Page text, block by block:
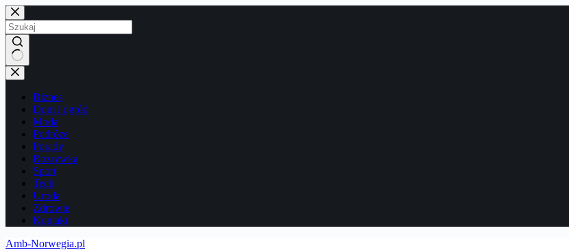
Przejdź
do
treści
Brak
wyników
Biznes
Dom i ogród
Moda
Podróże
Porady
Rozrywka
Sport
Tech
Uroda
Zdrowie
Kontakt
Amb-Norwegia.pl